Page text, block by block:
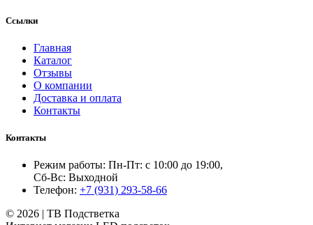
Ссылки
Главная
Каталог
Отзывы
О компании
Доставка и оплата
Контакты
Контакты
Режим работы: Пн-Пт: с 10:00 до 19:00,
Сб-Вс: Выходной
Телефон: +7 (931) 293-58-66
© 2026 | ТВ Подстветка